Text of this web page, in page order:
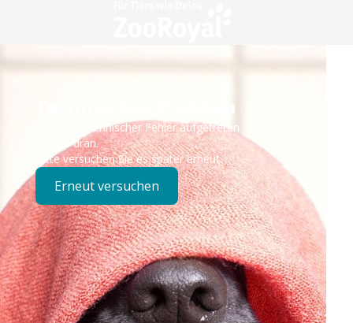
Technisches Problem
Es ist ein technischer Fehler aufgetreten – wir sind
bereits dran.
Bitte versuchen Sie es später erneut.
Erneut versuchen